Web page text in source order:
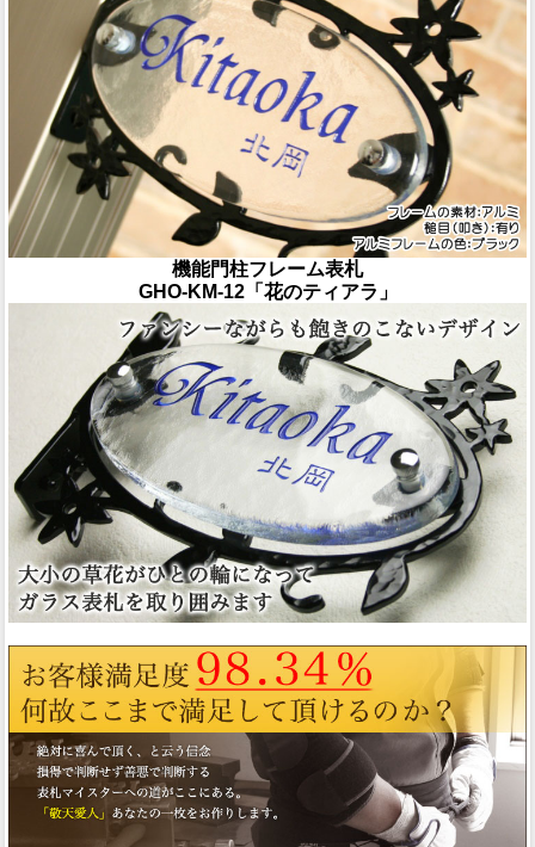
機能門柱フレーム表札
GHO-KM-12「花のティアラ」